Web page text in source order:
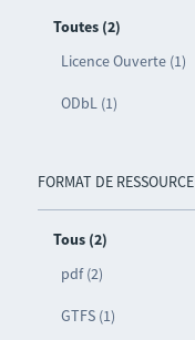
Toutes (2)
Licence Ouverte (1)
ODbL (1)
FORMAT DE RESSOURCE
Tous (2)
pdf (2)
GTFS (1)